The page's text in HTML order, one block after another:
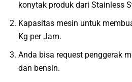
konytak produk dari Stainless
Kapasitas mesin untuk
Kg per Jam.
Anda bisa request penggerak
dan bensin.